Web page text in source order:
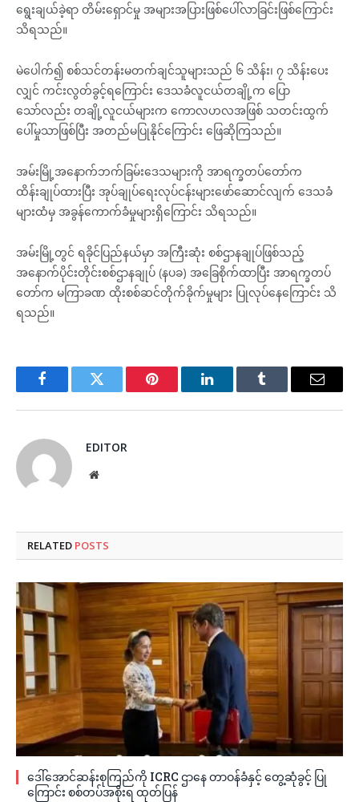
ရွေးချယ်ခဲ့ရာ တိမ်းရှောင်မှု အများအပြားဖြစ်ပေါ်လာခြင်းဖြစ်ကြောင်း
သိရသည်။
မဲပေါက်၍ စစ်သင်တန်းမတက်ချင်သူများသည် ၆ သိန်း၊ ၇ သိန်းပေး
လျှင် ကင်းလွတ်ခွင့်ရကြောင်း ဒေသခံလူငယ်တချို့က ပြော
သော်လည်း တချို့လူငယ်များက ကောလဟလအဖြစ် သတင်းထွက်
ပေါ်မှုသာဖြစ်ပြီး အတည်မပြုနိုင်ကြောင်း ဖြေဆိုကြသည်။
အမ်းမြို့အနောက်ဘက်ခြမ်းဒေသများကို အာရက္ခတပ်တော်က
ထိန်းချုပ်ထားပြီး အုပ်ချုပ်ရေးလုပ်ငန်းများဖော်ဆောင်လျက် ဒေသခံ
များထံမှ အခွန်ကောက်ခံမှုများရှိကြောင်း သိရသည်။
အမ်းမြို့တွင် ရခိုင်ပြည်နယ်မှာ အကြီးဆုံး စစ်ဌာနချုပ်ဖြစ်သည့်
အနောက်ပိုင်းတိုင်းစစ်ဌာနချုပ် (နပခ) အခြေစိုက်ထာပြီး အာရက္ခတပ်
တော်က မကြာခဏ ထိုးစစ်ဆင်တိုက်ခိုက်မှုများ ပြုလုပ်နေကြောင်း သိ
ရသည်။
FacebookTwitter Pinterest LinkedInTumblr Email
EDITOR
Website
RELATED POSTS
ဒေါ်အောင်ဆန်းစုကြည်ကို ICRC ဌာနေ တာဝန်ခံနှင့် တွေ့ဆုံခွင့် ပြု
ကြောင်း စစ်တပ်အစိုးရ ထုတ်ပြန်